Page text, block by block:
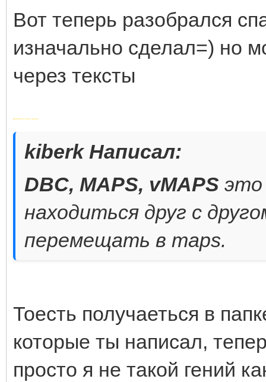
Вот теперь разобрался
изначально сделал=) но
через тексты
Добавлено через 1 минуту
kiberk Написал:
DBC, MAPS, vMAPS это
находиться друг с
перемещать в maps.
Тоесть получаеться в
которые ты написал,
просто я не такой гений